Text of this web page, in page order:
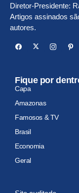
Diretor-Presidente:
Artigos assinados
autores.
Fique por
Capa
Amazonas
Famosos & TV
Brasil
Economia
Geral